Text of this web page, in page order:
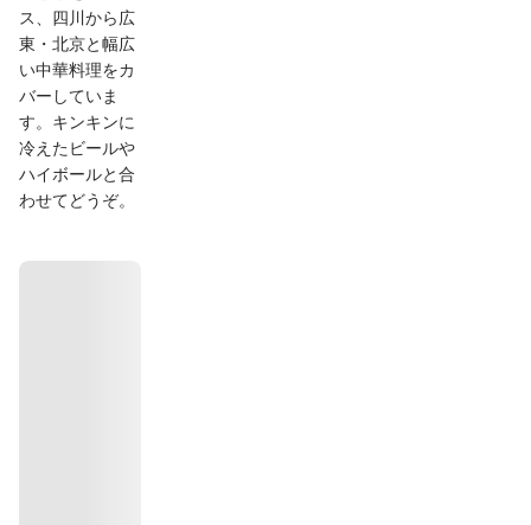
ス、四川から広
東・北京と幅広
い中華料理をカ
バーしていま
す。キンキンに
冷えたビールや
ハイボールと合
わせてどうぞ。